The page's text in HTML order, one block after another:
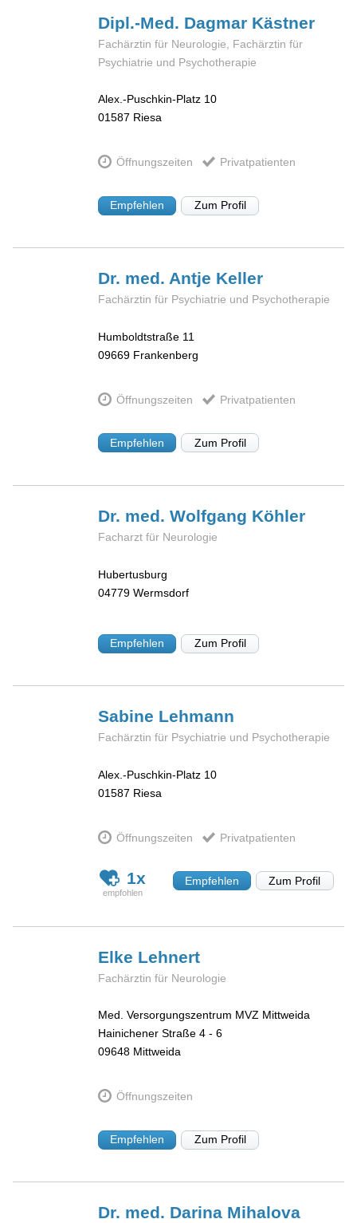
Dipl.-Med. Dagmar Kästner
Fachärztin für Neurologie, Fachärztin für
Psychiatrie und Psychotherapie
Alex.-Puschkin-Platz 10
01587 Riesa
Öffnungszeiten Privatpatienten
Empfehlen Zum Profil
Dr. med. Antje Keller
Fachärztin für Psychiatrie und Psychotherapie
Humboldtstraße 11
09669 Frankenberg
Öffnungszeiten Privatpatienten
Empfehlen Zum Profil
Dr. med. Wolfgang Köhler
Facharzt für Neurologie
Hubertusburg
04779 Wermsdorf
Empfehlen Zum Profil
Sabine Lehmann
Fachärztin für Psychiatrie und Psychotherapie
Alex.-Puschkin-Platz 10
01587 Riesa
Öffnungszeiten Privatpatienten
1x Empfehlen Zum Profil
Elke Lehnert
Fachärztin für Neurologie
Med. Versorgungszentrum MVZ Mittweida
Hainichener Straße 4 - 6
09648 Mittweida
Öffnungszeiten
Empfehlen Zum Profil
Dr. med. Darina Mihalova